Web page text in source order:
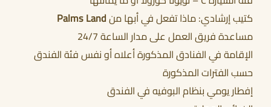
كتيب إرشادي: ماذا تفعل في أبها منPalms Land
مساعدة فريق العمل على مدار الساعة 24/7
الإقامة في الفنادق المذكورة أعلاه أو نفس فئة الفندق
حسب الفترات المذكورة
إفطار يومي بنظام البوفيه في الفندق